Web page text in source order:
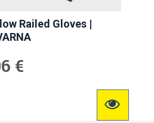
Railed Gloves |
€